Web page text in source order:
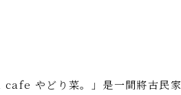
やどり菜。」是一間將古民家